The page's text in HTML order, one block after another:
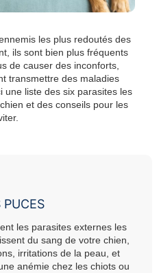
les plus redoutés des
ils sont bien plus fréquents
de causer des inconforts,
transmettre des maladies
une liste des six parasites les
et des conseils pour les
PUCES
les parasites externes les
du sang de votre chien,
irritations de la peau, et
anémie chez les chiots ou